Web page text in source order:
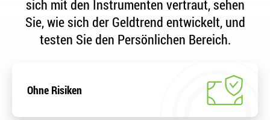
sich mit den Instrumenten vertraut, sehen
Sie, wie sich der Geldtrend entwickelt, und
testen Sie den Persönlichen Bereich.
Ohne Risiken